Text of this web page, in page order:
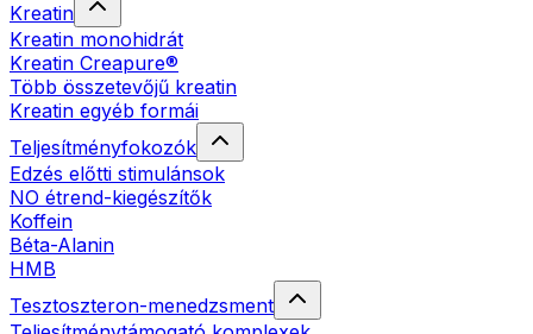
Kreatin
Kreatin monohidrát
Kreatin Creapure®
Több összetevőjű kreatin
Kreatin egyéb formái
Teljesítményfokozók
Edzés előtti stimulánsok
NO étrend-kiegészítők
Koffein
Béta-Alanin
HMB
Tesztoszteron-menedzsment